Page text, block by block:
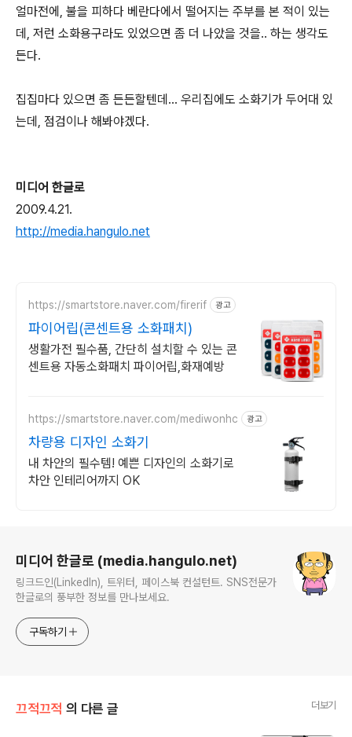
얼마전에, 불을 피하다 베란다에서 떨어지는 주부를 본 적이 있는
데, 저런 소화용구라도 있었으면 좀 더 나았을 것을.. 하는 생각도
든다.
집집마다 있으면 좀 든든할텐데... 우리집에도 소화기가 두어대 있
는데, 점검이나 해봐야겠다.
미디어 한글로
2009.4.21.
http://media.hangulo.net
https://smartstore.naver.com/firerif 광고
파이어립(콘센트용 소화패치)
생활가전 필수품, 간단히 설치할 수 있는 콘
센트용 자동소화패치 파이어립,화재예방
https://smartstore.naver.com/mediwonhc 광고
차량용 디자인 소화기
내 차안의 필수템! 예쁜 디자인의 소화기로
차안 인테리어까지 OK
미디어 한글로 (media.hangulo.net)
링크드인(LinkedIn), 트위터, 페이스북 컨설턴트. SNS전문가
한글로의 풍부한 정보를 만나보세요.
구독하기
끄적끄적 의 다른 글 더보기